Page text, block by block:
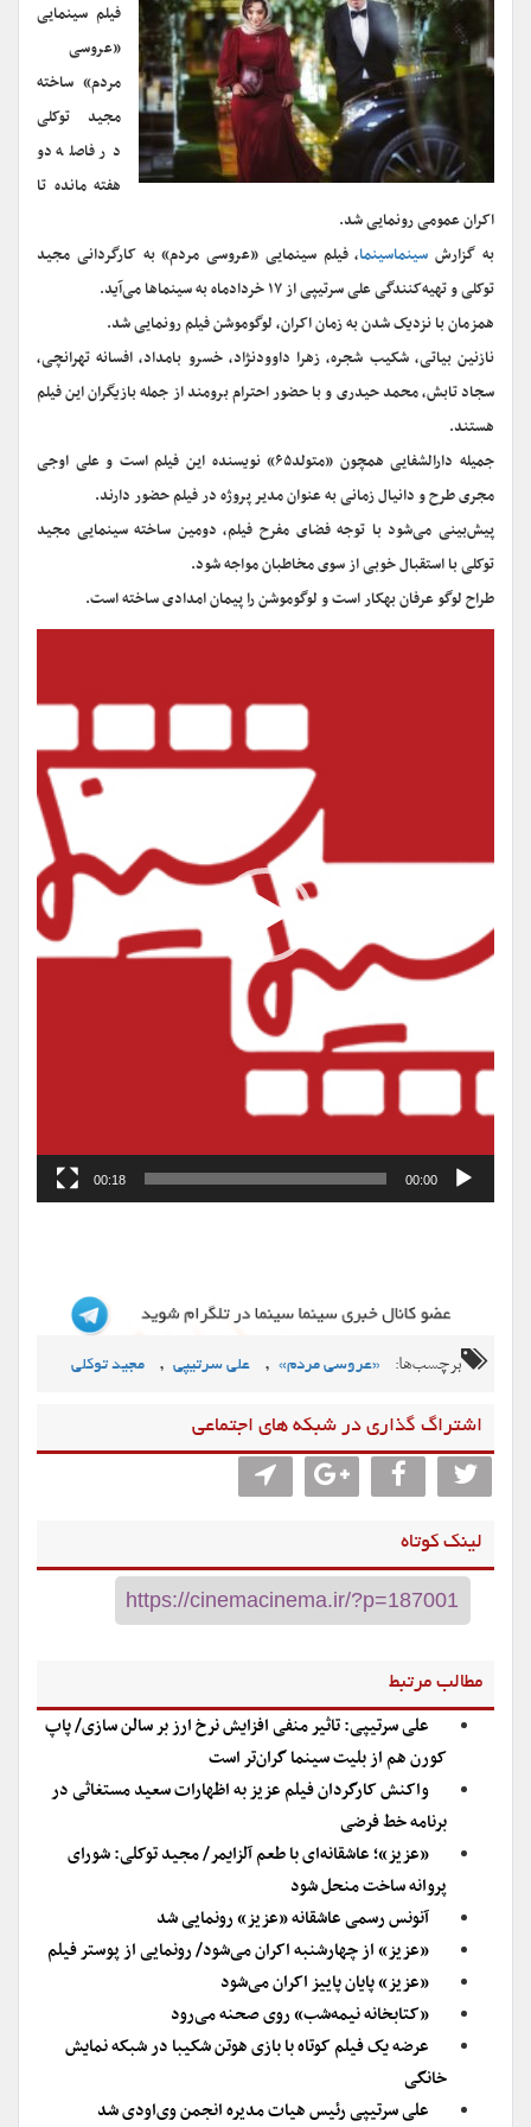
فیلم سینمایی
«عروسی
مردم» ساخته
مجید توکلی
در فاصله دو
هفته مانده تا
اکران عمومی رونمایی شد.
به گزارش سینماسینما، فیلم سینمایی «عروسی مردم» به کارگردانی مجید
توکلی و تهیه‌کنندگی علی سرتیپی از ۱۷ خردادماه به سینماها می‌آید.
همزمان با نزدیک شدن به زمان اکران، لوگوموشن فیلم رونمایی شد.
نازنین بیاتی، شکیب شجره، زهرا داوود‌نژاد، خسرو بامداد، افسانه تهرانچی،
سجاد تابش، محمد حیدری و با حضور احترام برومند از جمله بازیگران این فیلم
هستند.
جمیله دارالشفایی همچون «متولد۶۵» نویسنده این فیلم است و علی اوجی
مجری طرح و دانیال زمانی به عنوان مدیر پروژه در فیلم حضور دارند.
پیش‌بینی می‌شود با توجه فضای مفرح فیلم، دومین ساخته سینمایی مجید
توکلی با استقبال خوبی از سوی مخاطبان مواجه شود.
طراح لوگو عرفان بهکار است و لوگوموشن را پیمان امدادی ساخته است.
00:00
00:18
برچسب‌ها: «عروسی مردم» , علی سرتیپی , مجید توکلی
اشتراگ گذاری در شبکه های اجتماعی
لینک کوتاه
مطالب مرتبط
علی سرتیپی: تاثیر منفی افزایش نرخ ارز بر سالن سازی/ پاپ
کورن هم از بلیت سینما گران‌تر است
واکنش کارگردان فیلم عزیز به اظهارات سعید مستغاثی در
برنامه خط فرضی
«عزیز»؛ عاشقانه‌ای با طعم آلزایمر/ مجید توکلی: شورای
پروانه ساخت منحل شود
آنونس رسمی عاشقانه «عزیز» رونمایی شد
«عزیز» از چهارشنبه اکران می‌شود/ رونمایی از پوستر فیلم
«عزیز» پایان پاییز اکران می‌شود
«کتابخانه نیمه‌شب» روی صحنه می‌رود
عرضه یک فیلم کوتاه با بازی هوتن شکیبا در شبکه نمایش
خانگی
علی سرتیپی رئیس هیات مدیره انجمن وی‌او‌دی شد